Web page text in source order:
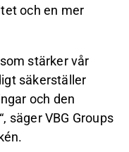
och en mer
stärker vår
säkerställer
och den
säger VBG Groups